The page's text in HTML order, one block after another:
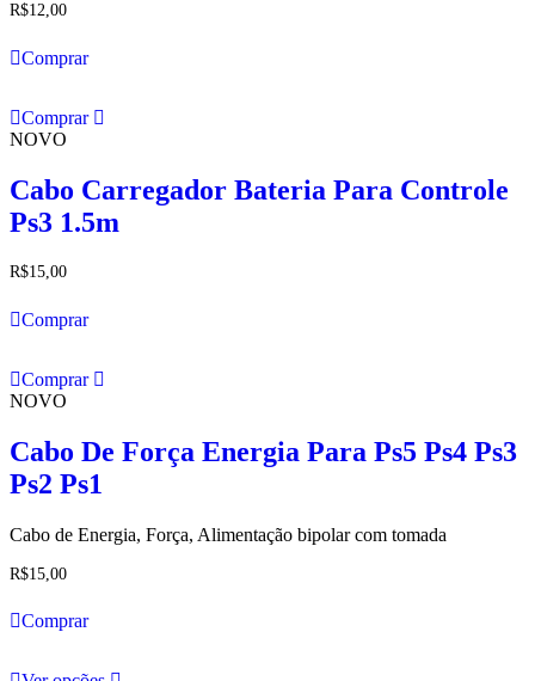
R$12,00
Comprar
Comprar
NOVO
Cabo Carregador Bateria Para Controle
Ps3 1.5m
R$15,00
Comprar
Comprar
NOVO
Cabo De Força Energia Para Ps5 Ps4 Ps3
Ps2 Ps1
Cabo de Energia, Força, Alimentação bipolar com tomada
R$15,00
Comprar